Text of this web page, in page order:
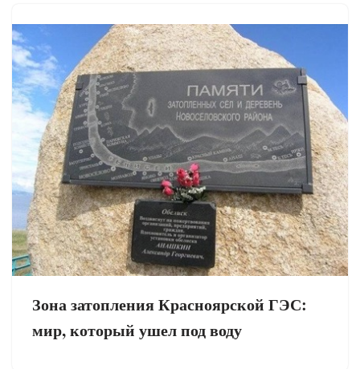
Зона затопления Красноярской ГЭС:
мир, который ушел под воду